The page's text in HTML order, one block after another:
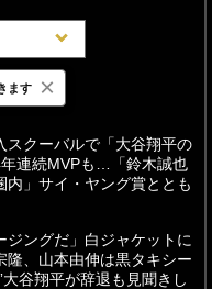
週間
スクーバルで「大谷翔平の
連続MVPも…「鈴木誠也
内」サイ・ヤング賞ととも
ジングだ」白ジャケットに
隆、山本由伸は黒タキシー
大谷翔平が辞退も見聞きし
ます ×